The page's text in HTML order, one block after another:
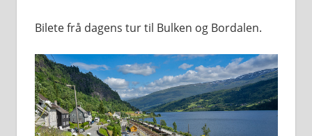
Bilete frå dagens tur til Bulken og Bordalen.